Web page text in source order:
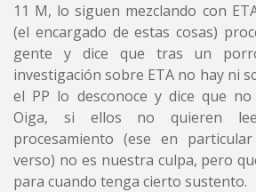
11 M, lo siguen mezclando con
(el encargado de estas cosas)
gente y dice que tras un
investigación sobre ETA no hay ni
el PP lo desconoce y dice que
Oiga, si ellos no quieren
procesamiento (ese en
verso) no es nuestra culpa, pero
para cuando tenga cierto sustento.